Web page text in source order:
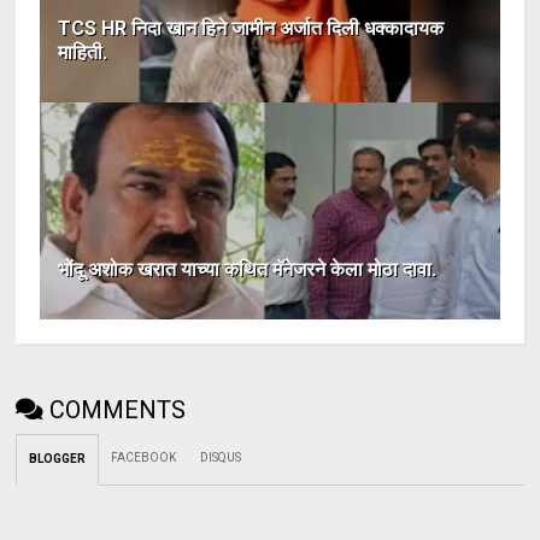
TCS HR निदा खान हिने जामीन अर्जात दिली धक्कादायक
माहिती.
भोंदू अशोक खरात याच्या कथित मॅनेजरने केला मोठा दावा.
COMMENTS
BLOGGER FACEBOOK DISQUS